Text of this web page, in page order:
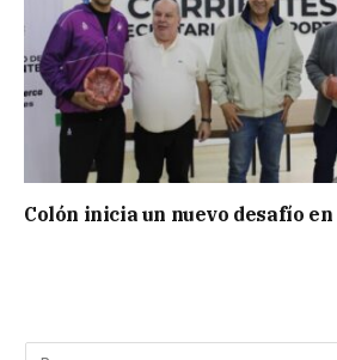
Colón inicia un nuevo desafío